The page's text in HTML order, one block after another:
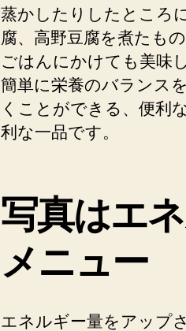
蒸かしたりしたところ
腐、高野豆腐を煮たも
ごはんにかけても美味
簡単に栄養のバランス
くことができる、便利
利な一品です。
写真はエ
メニュー
エネルギー量をアップ